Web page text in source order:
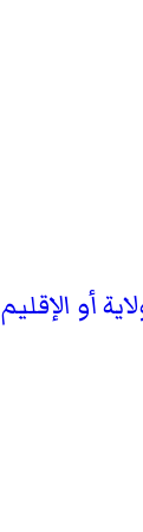
أو الإقليم